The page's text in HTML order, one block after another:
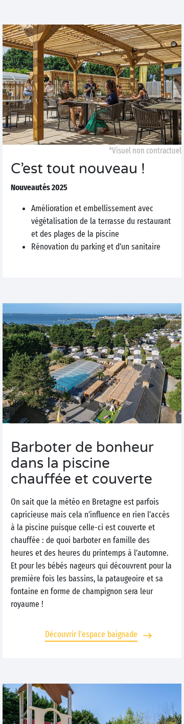
*Visuel non contractuel
C’est tout nouveau !
Nouveautés 2025
Amélioration et embellissement avec
végétalisation de la terrasse du restaurant
et des plages de la piscine
Rénovation du parking et d’un sanitaire
Barboter de bonheur
dans la piscine
chauffée et couverte
On sait que la météo en Bretagne est parfois
capricieuse mais cela n’influence en rien l’accès
à la piscine puisque celle-ci est couverte et
chauffée : de quoi barboter en famille des
heures et des heures du printemps à l’automne.
Et pour les bébés nageurs qui découvrent pour la
première fois les bassins, la pataugeoire et sa
fontaine en forme de champignon sera leur
royaume !
Découvrir l'espace baignade